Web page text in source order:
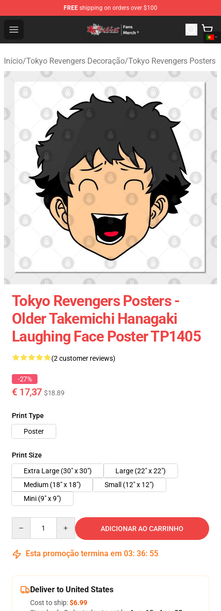
FREE shipping on orders over $100
Open menu
Tokyo Revengers Store - Official Tokyo Revengers
Início/Tokyo Revengers Decoração/Tokyo Revengers Posters
Tokyo Revengers Posters -
Older Takemichi Hanagaki
Laughing Face Poster TP1405
(2 customer reviews)
-27%
€ 17,37 $18.89
Print Type
Poster
Print Size
Extra Large (30" x 30")
Large (22" x 22")
Medium (18" x 18")
Small (12" x 12")
Mini (9" x 9")
ADICIONAR AO CARRINHO
Esta promoção termina em 03: 36: 55
Deliver to United States
Cost to ship:$6.99